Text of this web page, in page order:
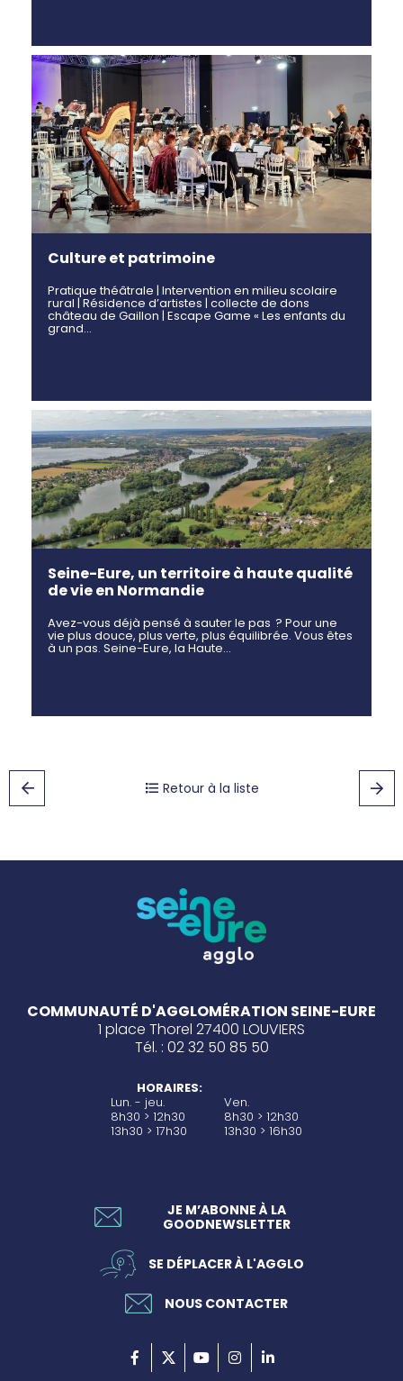
Culture et patrimoine
Pratique théâtrale | Intervention en milieu scolaire
rural | Résidence d’artistes | collecte de dons
château de Gaillon | Escape Game « Les enfants du
grand…
Seine-Eure, un territoire à haute qualité
de vie en Normandie
Avez-vous déjà pensé à sauter le pas ? Pour une
vie plus douce, plus verte, plus équilibrée. Vous êtes
à un pas. Seine-Eure, la Haute…
Retour à la liste
COMMUNAUTÉ D'AGGLOMÉRATION SEINE-EURE
1 place Thorel 27400 LOUVIERS
Tél. : 02 32 50 85 50
HORAIRES:
Lun. - jeu.
8h30 > 12h30
13h30 > 17h30
Ven.
8h30 > 12h30
13h30 > 16h30
JE M’ABONNE À LA
GOODNEWSLETTER
SE DÉPLACER À L'AGGLO
NOUS CONTACTER